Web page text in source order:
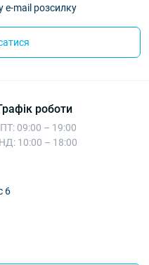
e-mail розсилку
роботи
09:00 – 19:00
10:00 – 18:00
6